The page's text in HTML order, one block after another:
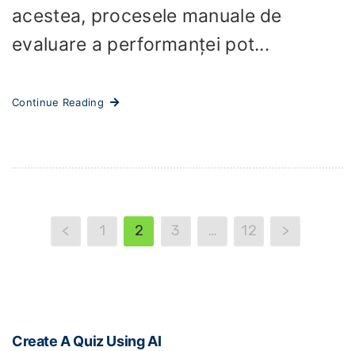
acestea, procesele manuale de
evaluare a performanței pot...
Continue Reading
< 1 2 3 … 12 >
Create A Quiz Using AI